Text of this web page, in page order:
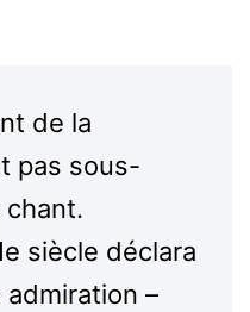
de la
pas sous-
siècle déclara
admiration –